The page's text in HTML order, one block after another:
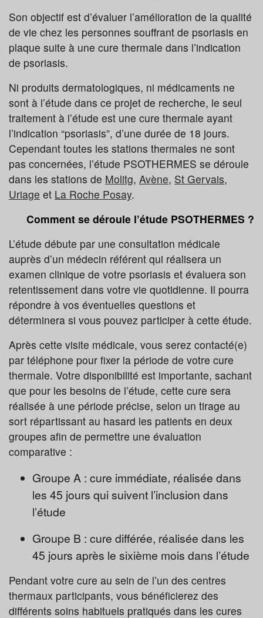
Son objectif est d’évaluer l’amélioration de la qualité
de vie chez les personnes souffrant de psoriasis en
plaque suite à une cure thermale dans l’indication
de psoriasis.
Ni produits dermatologiques, ni médicaments ne
sont à l’étude dans ce projet de recherche, le seul
traitement à l’étude est une cure thermale ayant
l’indication “psoriasis”, d’une durée de 18 jours.
Cependant toutes les stations thermales ne sont
pas concernées, l’étude PSOTHERMES se déroule
dans les stations de Molitg, Avène, St Gervais,
Uriage et La Roche Posay.
Comment se déroule l’étude PSOTHERMES ?
L’étude débute par une consultation médicale
auprès d’un médecin référent qui réalisera un
examen clinique de votre psoriasis et évaluera son
retentissement dans votre vie quotidienne. Il pourra
répondre à vos éventuelles questions et
déterminera si vous pouvez participer à cette étude.
Après cette visite médicale, vous serez contacté(e)
par téléphone pour fixer la période de votre cure
thermale. Votre disponibilité est importante, sachant
que pour les besoins de l’étude, cette cure sera
réalisée à une période précise, selon un tirage au
sort répartissant au hasard les patients en deux
groupes afin de permettre une évaluation
comparative :
Groupe A : cure immédiate, réalisée dans
les 45 jours qui suivent l’inclusion dans
l’étude
Groupe B : cure différée, réalisée dans les
45 jours après le sixième mois dans l’étude
Pendant votre cure au sein de l’un des centres
thermaux participants, vous bénéficierez des
différents soins habituels pratiqués dans les cures